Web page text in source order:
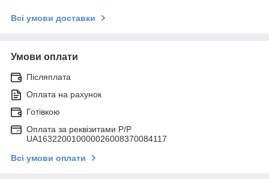
Всі умови доставки
Умови оплати
Післяплата
Оплата на рахунок
Готівкою
Оплата за реквізитами P/Р
UA163220010000026008370084117
Всі умови оплати